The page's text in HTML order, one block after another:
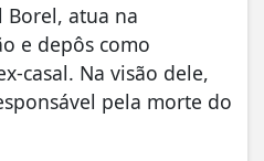
Borel, atua na
e depôs como
casal. Na visão dele,
pela morte do